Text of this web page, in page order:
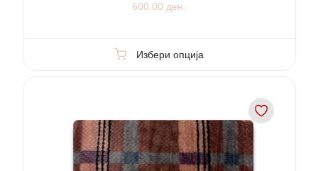
600.00 ден.
Избери опција